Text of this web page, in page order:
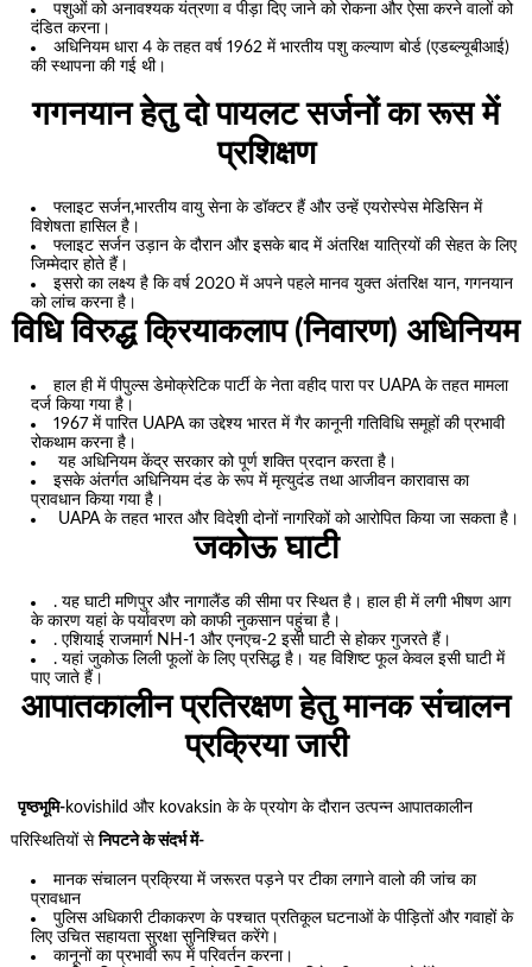
पशुओं को अनावश्यक यंत्रणा व पीड़ा दिए जाने को रोकना और ऐसा करने वालों को
दंडित करना।
अधिनियम धारा 4 के तहत वर्ष 1962 में भारतीय पशु कल्याण बोर्ड (एडब्ल्यूबीआई)
की स्थापना की गई थी।
गगनयान हेतु दो पायलट सर्जनों का रूस में
प्रशिक्षण
फ्लाइट सर्जन,भारतीय वायु सेना के डॉक्टर हैं और उन्हें एयरोस्पेस मेडिसिन में
विशेषता हासिल है।
फ्लाइट सर्जन उड़ान के दौरान और इसके बाद में अंतरिक्ष यात्रियों की सेहत के लिए
जिम्मेदार होते हैं।
इसरो का लक्ष्य है कि वर्ष 2020 में अपने पहले मानव युक्त अंतरिक्ष यान, गगनयान
को लांच करना है।
विधि विरुद्ध क्रियाकलाप (निवारण) अधिनियम
हाल ही में पीपुल्स डेमोक्रेटिक पार्टी के नेता वहीद पारा पर UAPA के तहत मामला
दर्ज किया गया है।
1967 में पारित UAPA का उद्देश्य भारत में गैर कानूनी गतिविधि समूहों की प्रभावी
रोकथाम करना है।
यह अधिनियम केंद्र सरकार को पूर्ण शक्ति प्रदान करता है।
इसके अंतर्गत अधिनियम दंड के रूप में मृत्युदंड तथा आजीवन कारावास का
प्रावधान किया गया है।
UAPA के तहत भारत और विदेशी दोनों नागरिकों को आरोपित किया जा सकता है।
जकोऊ घाटी
. यह घाटी मणिपुर और नागालैंड की सीमा पर स्थित है। हाल ही में लगी भीषण आग
के कारण यहां के पर्यावरण को काफी नुकसान पहुंचा है।
. एशियाई राजमार्ग NH-1 और एनएच-2 इसी घाटी से होकर गुजरते हैं।
. यहां जुकोऊ लिली फूलों के लिए प्रसिद्ध है। यह विशिष्ट फूल केवल इसी घाटी में
पाए जाते हैं।
आपातकालीन प्रतिरक्षण हेतु मानक संचालन
प्रक्रिया जारी
पृष्ठभूमि-kovishild और kovaksin के के प्रयोग के दौरान उत्पन्न आपातकालीन
परिस्थितियों सेनिपटने के संदर्भ में-
मानक संचालन प्रक्रिया में जरूरत पड़ने पर टीका लगाने वालो की जांच का
प्रावधान
पुलिस अधिकारी टीकाकरण के पश्चात प्रतिकूल घटनाओं के पीड़ितों और गवाहों के
लिए उचित सहायता सुरक्षा सुनिश्चित करेंगे।
कानूनों का प्रभावी रूप में परिवर्तन करना।